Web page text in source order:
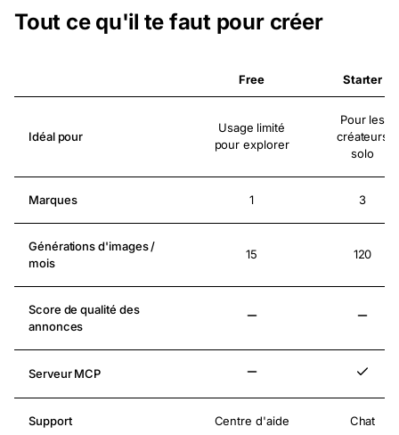
Tout ce qu'il te faut pour créer
Free Starter
Idéal pour
Usage limité
pour explorer
Pour les
créateurs
solo
Marques 1 3
Générations d'images /
mois
15 120
Score de qualité des
annonces
Serveur MCP Inclus
Support Centre d'aide Chat